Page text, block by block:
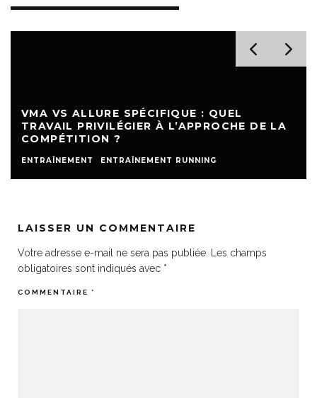
VMA VS ALLURE SPÉCIFIQUE : QUEL
TRAVAIL PRIVILÉGIER À L’APPROCHE DE LA
COMPÉTITION ?
ENTRAÎNEMENT ENTRAÎNEMENT RUNNING
LAISSER UN COMMENTAIRE
Votre adresse e-mail ne sera pas publiée.
Les champs
obligatoires sont indiqués avec *
COMMENTAIRE *